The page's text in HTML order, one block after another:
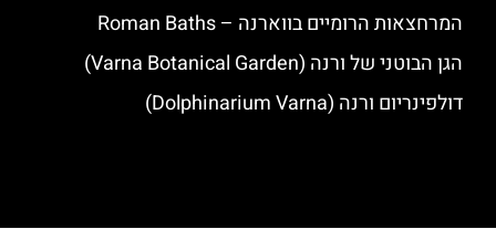
המרחצאות הרומיים בווארנה – Roman Baths
הגן הבוטני של ורנה (Varna Botanical Garden)
דולפינריום ורנה (Dolphinarium Varna)